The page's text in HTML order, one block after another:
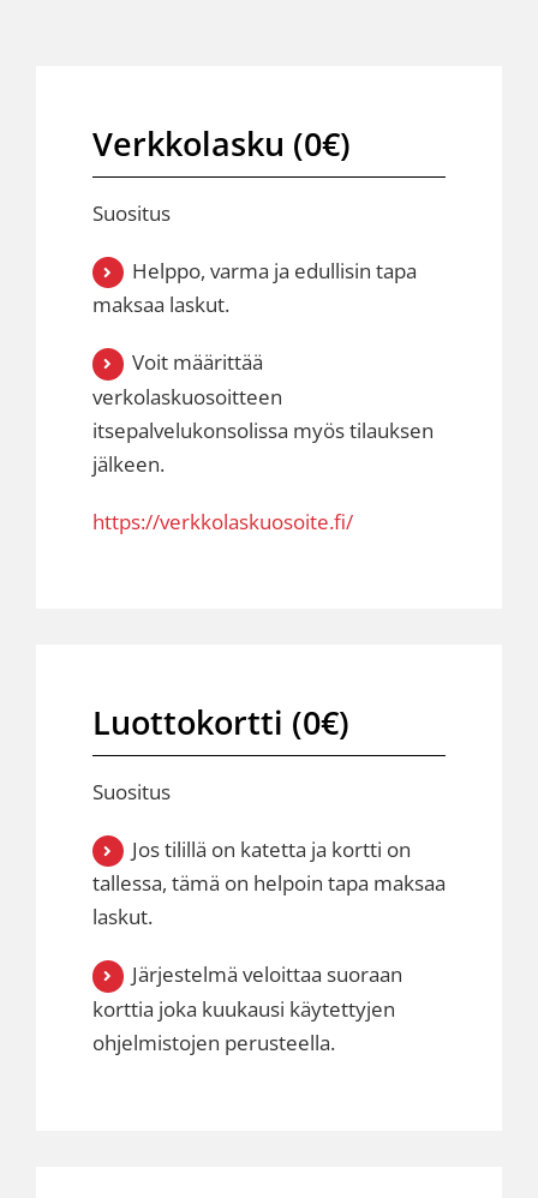
Verkkolasku (0€)
Suositus
Helppo, varma ja edullisin tapa
maksaa laskut.
Voit määrittää
verkolaskuosoitteen
itsepalvelukonsolissa myös tilauksen
jälkeen.
https://verkkolaskuosoite.fi/
Luottokortti (0€)
Suositus
Jos tilillä on katetta ja kortti on
tallessa, tämä on helpoin tapa maksaa
laskut.
Järjestelmä veloittaa suoraan
korttia joka kuukausi käytettyjen
ohjelmistojen perusteella.